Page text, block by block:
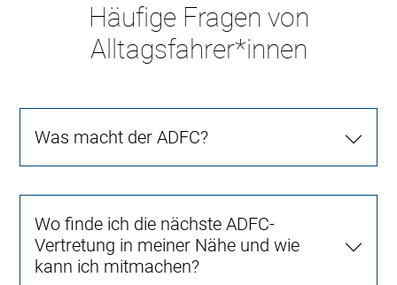
Häufige Fragen von
Alltagsfahrer*innen
Was macht der ADFC?
Wo finde ich die nächste ADFC-
Vertretung in meiner Nähe und wie
kann ich mitmachen?